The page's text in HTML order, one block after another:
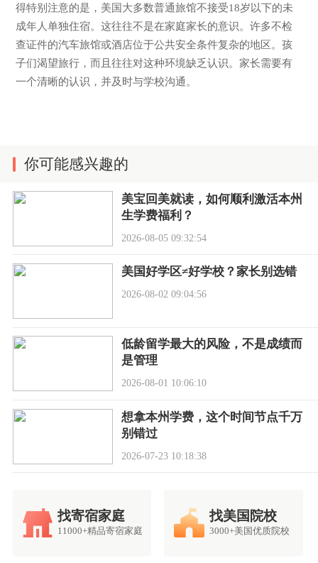
得特别注意的是，美国大多数普通旅馆不接受18岁以下的未
成年人单独住宿。这往往不是在家庭家长的意识。许多不检
查证件的汽车旅馆或酒店位于公共安全条件复杂的地区。孩
子们渴望旅行，而且往往对这种环境缺乏认识。家长需要有
一个清晰的认识，并及时与学校沟通。
你可能感兴趣的
美宝回美就读，如何顺利激活本州
生学费福利？
2026-08-05 09:32:54
美国好学区≠好学校？家长别选错
2026-08-02 09:04:56
低龄留学最大的风险，不是成绩而
是管理
2026-08-01 10:06:10
想拿本州学费，这个时间节点千万
别错过
2026-07-23 10:18:38
找寄宿家庭
11000+精品寄宿家庭
找美国院校
3000+美国优质院校